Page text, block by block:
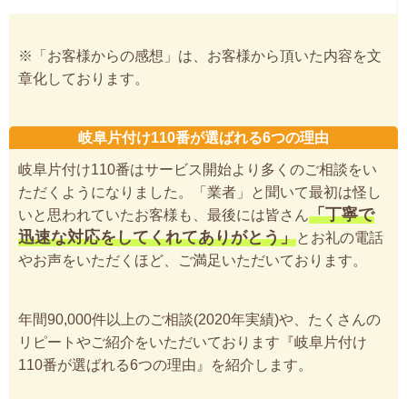
※「お客様からの感想」は、お客様から頂いた内容を文
章化しております。
岐阜片付け110番が選ばれる6つの理由
岐阜片付け110番はサービス開始より多くのご相談をい
ただくようになりました。「業者」と聞いて最初は怪し
いと思われていたお客様も、最後には皆さん「丁寧で
迅速な対応をしてくれてありがとう」とお礼の電話
やお声をいただくほど、ご満足いただいております。
年間90,000件以上のご相談(2020年実績)や、たくさんの
リピートやご紹介をいただいております『岐阜片付け
110番が選ばれる6つの理由』を紹介します。